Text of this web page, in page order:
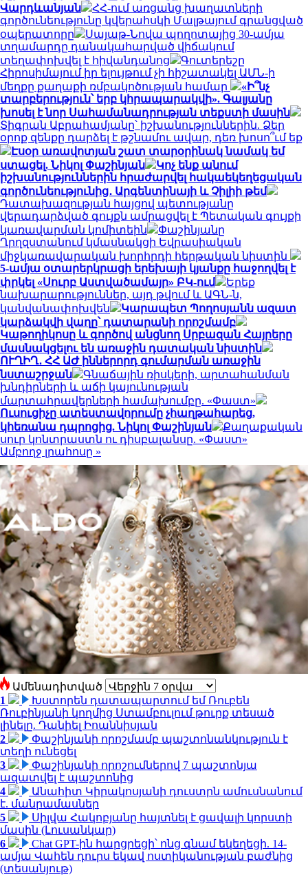
Վարդևանյան
ՀՀ-ում առցանց խաղատների
գործունեությունը կվերահսկի Մալթայում գրանցված
օպերատորը
Սայաթ-Նովա պողոտայից 30-ամյա
տղամարդը դանակահարված վիճակում
տեղափոխվել է հիվանդանոց
Գուտերեշը
Հիրոսիմայում իր ելույթում չի հիշատակել ԱՄՆ-ի
մեղքը քաղաքի ռմբակոծության համար
«Ի՞նչ
տարբերություն՝ երբ կհրապարակվի». Գալյանը
խոսել է նոր Սահամանադրության տեքստի մասին
Տիգրան Աբրահամյանը՝ իշխանություններին. Ձեր
օրոք զենքը դարձել է թշնամու ավար, դեռ խոսո՞ւմ եք
Էսօր առավոտյան շատ տարօրինակ նամակ եմ
ստացել. Նիկոլ Փաշինյան
Կոչ ենք անում
իշխանություններին հրաժարվել հակաեկեղեցական
գործունեությունից․ Արգենտինայի և Չիլիի թեմ
Դատախազության հայցով պետությանը
վերադարձված գույքն ամրացվել է Պետական գույքի
կառավարման կոմիտեին
Փաշինյանը
Ղրղզստանում կմասնակցի Եվրասիական
միջկառավարական խորհրդի հերթական նիստին
5-ամյա օտարերկրացի երեխայի կյանքը հաջողվել է
փրկել «Սուրբ Աստվածամայր» ԲԿ-ում
Երեք
նախարարություններ, այդ թվում և ԱԳՆ-ն,
կանվանափոխվեն
Կարապետ Պողոսյանն ազատ
կարձակվի վաղը՝ դատարանի որոշմամբ
Կաթողիկոսը և գործով անցնող Սրբազան Հայրերը
մասնակցելու են առաջին դատական նիստին
ՈՒՂԻՂ․ ՀՀ ԱԺ իններորդ գումարման առաջին
նստաշրջան
Գնաճային ռիսկերի, արտահանման
խնդիրների և աճի կայունության
մարտահրավերների համախումբը. «Փաստ»
Ուսուցիչը ատեստավորումը չհաղթահարեց,
կհեռանա դպրոցից. Նիկոլ Փաշինյան
Քաղաքական
սուր կոնտրաստն ու դիսբալանսը. «Փաստ»
Ամբողջ լրահոսը »
Ամենադիտված
1
Խստորեն դատապարտում եմ Ռուբեն
Ռուբինյանի կողմից Ստամբուլում թուրք տեսած
լինելը. Դանիել Իոաննիսյան
2
Փաշինյանի որոշմամբ պաշտոնանկություն է
տեղի ունեցել
3
Փաշինյանի որոշումներով 7 պաշտոնյա
ազատվել է պաշտոնից
4
Անահիտ Կիրակոսյանի դուստրն ամուսնանում
է. մանրամասներ
5
Սիլվա Հակոբյանը հայտնել է ցավալի կորստի
մասին (Լուսանկար)
6
Chat GPT-ին հարցրեցի՝ ոնց գնամ եկեղեցի. 14-
ամյա Վահեն դուրս եկավ ոստիկանության բաժնից
(տեսանյութ)